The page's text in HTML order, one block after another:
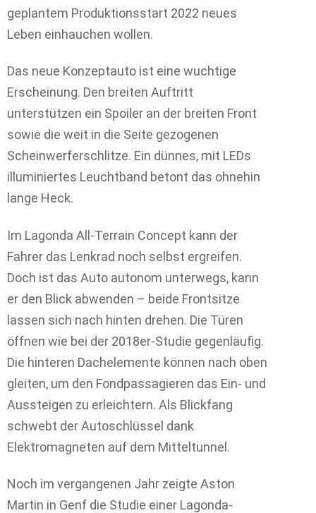
geplantem Produktionsstart 2022 neues
Leben einhauchen wollen.
Das neue Konzeptauto ist eine wuchtige
Erscheinung. Den breiten Auftritt
unterstützen ein Spoiler an der breiten Front
sowie die weit in die Seite gezogenen
Scheinwerferschlitze. Ein dünnes, mit LEDs
illuminiertes Leuchtband betont das ohnehin
lange Heck.
Im Lagonda All-Terrain Concept kann der
Fahrer das Lenkrad noch selbst ergreifen.
Doch ist das Auto autonom unterwegs, kann
er den Blick abwenden – beide Frontsitze
lassen sich nach hinten drehen. Die Türen
öffnen wie bei der 2018er-Studie gegenläufig.
Die hinteren Dachelemente können nach oben
gleiten, um den Fondpassagieren das Ein- und
Aussteigen zu erleichtern. Als Blickfang
schwebt der Autoschlüssel dank
Elektromagneten auf dem Mitteltunnel.
Noch im vergangenen Jahr zeigte Aston
Martin in Genf die Studie einer Lagonda-